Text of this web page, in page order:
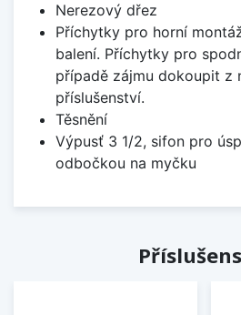
Nerezový dřez
Příchytky pro horní
balení. Příchytky pro
případě zájmu dokoupit z
příslušenství.
Těsnění
Výpusť 3 1/2, sifon pro
odbočkou na myčku